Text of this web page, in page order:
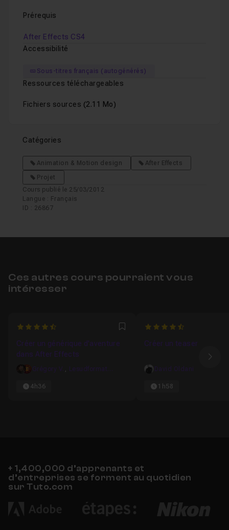
Prérequis
After Effects CS4
Accessibilité
Sous-titres français (autogénérés)
Ressources téléchargeables
Fichiers sources (2.11 Mo)
Catégories
Animation & Motion design
After Effects
Projet
Cours publié le 25/03/2012
Langue : Français
ID : 26867
Ces autres cours pourraient vous
intéresser
4.8 Favori
Créer un générique d'aventure
dans After Effects
Grégory V. , Lesudformations
4h36
4.9230769230769
Créer un teaser
David Oldani
1h58
+ 1,400,000 d’apprenants et
d’entreprises se forment au quotidien
sur Tuto.com